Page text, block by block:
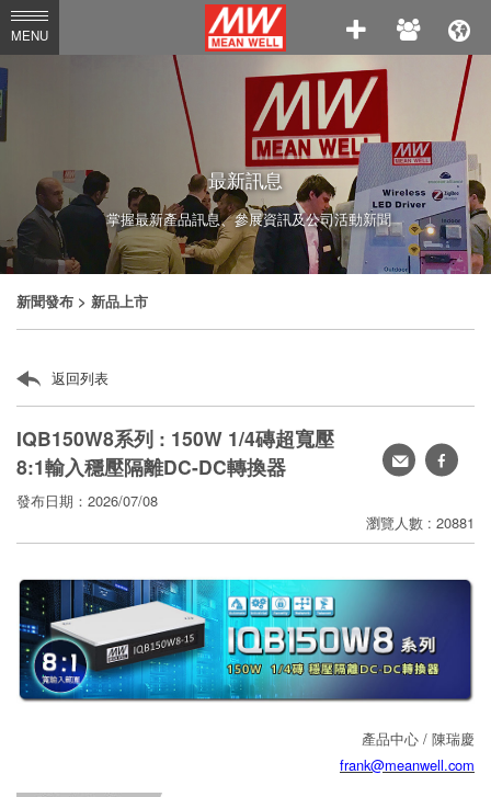
MEAN
WELL
Enterprises
Co.,
Ltd.
MENU
最新訊息
掌握最新產品訊息、參展資訊及公司活動新聞
新聞發布 > 新品上市
返回列表
IQB150W8系列 : 150W 1/4磚超寬壓
8:1輸入穩壓隔離DC-DC轉換器
發布日期：2026/07/08
瀏覽人數 : 20881
轉
分
產品中心 / 陳瑞慶
frank@meanwell.com